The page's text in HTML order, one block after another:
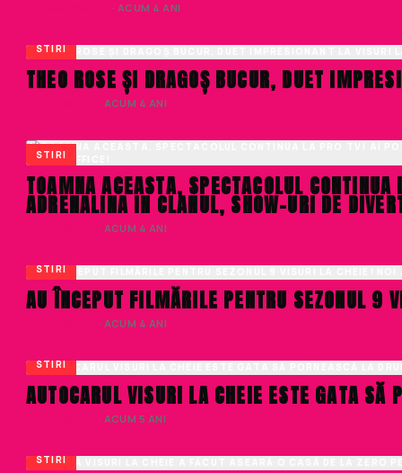
· ACUM 4 ANI
STIRI
THEO ROSE ȘI DRAGOȘ BUCUR, DUET
· ACUM 4 ANI
STIRI
TOAMNA ACEASTA, SPECTACOLUL
ADRENALINA IN CLANUL, SHOW-URI DE
· ACUM 4 ANI
STIRI
AU ÎNCEPUT FILMĂRILE PENTRU SEZONUL 9
· ACUM 4 ANI
STIRI
AUTOCARUL VISURI LA CHEIE ESTE GATA SĂ
· ACUM 5 ANI
STIRI